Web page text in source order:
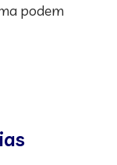
podem